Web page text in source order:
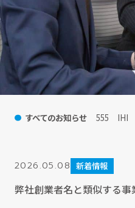
すべてのお知らせ 555 IHI
2026.05.08 新着情報